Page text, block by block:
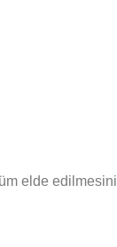
elde edilmesini